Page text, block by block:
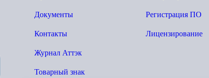
Документы
Контакты
Журнал Аттэк
Товарный знак
Регистрация ПО
Лицензирование